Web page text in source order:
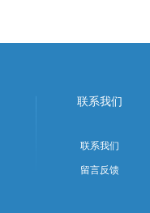
联系我们
联系我们
留言反馈